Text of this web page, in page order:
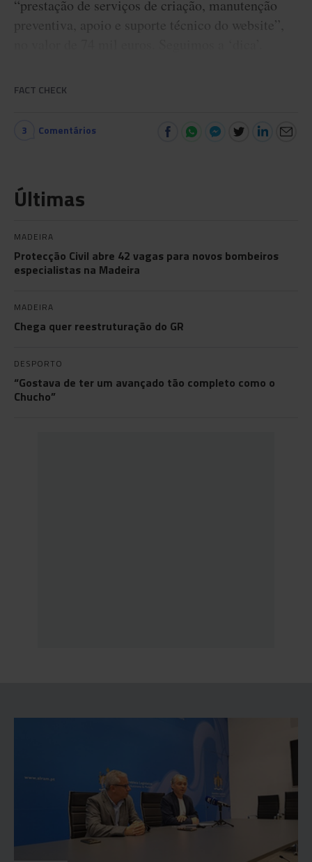
“prestação de serviços de criação, manutenção
preventiva, apoio e suporte técnico do website”,
FACT CHECK
3 Comentários
Últimas
MADEIRA
Protecção Civil abre 42 vagas para novos bombeiros
especialistas na Madeira
MADEIRA
Chega quer reestruturação do GR
DESPORTO
“Gostava de ter um avançado tão completo como o
Chucho”